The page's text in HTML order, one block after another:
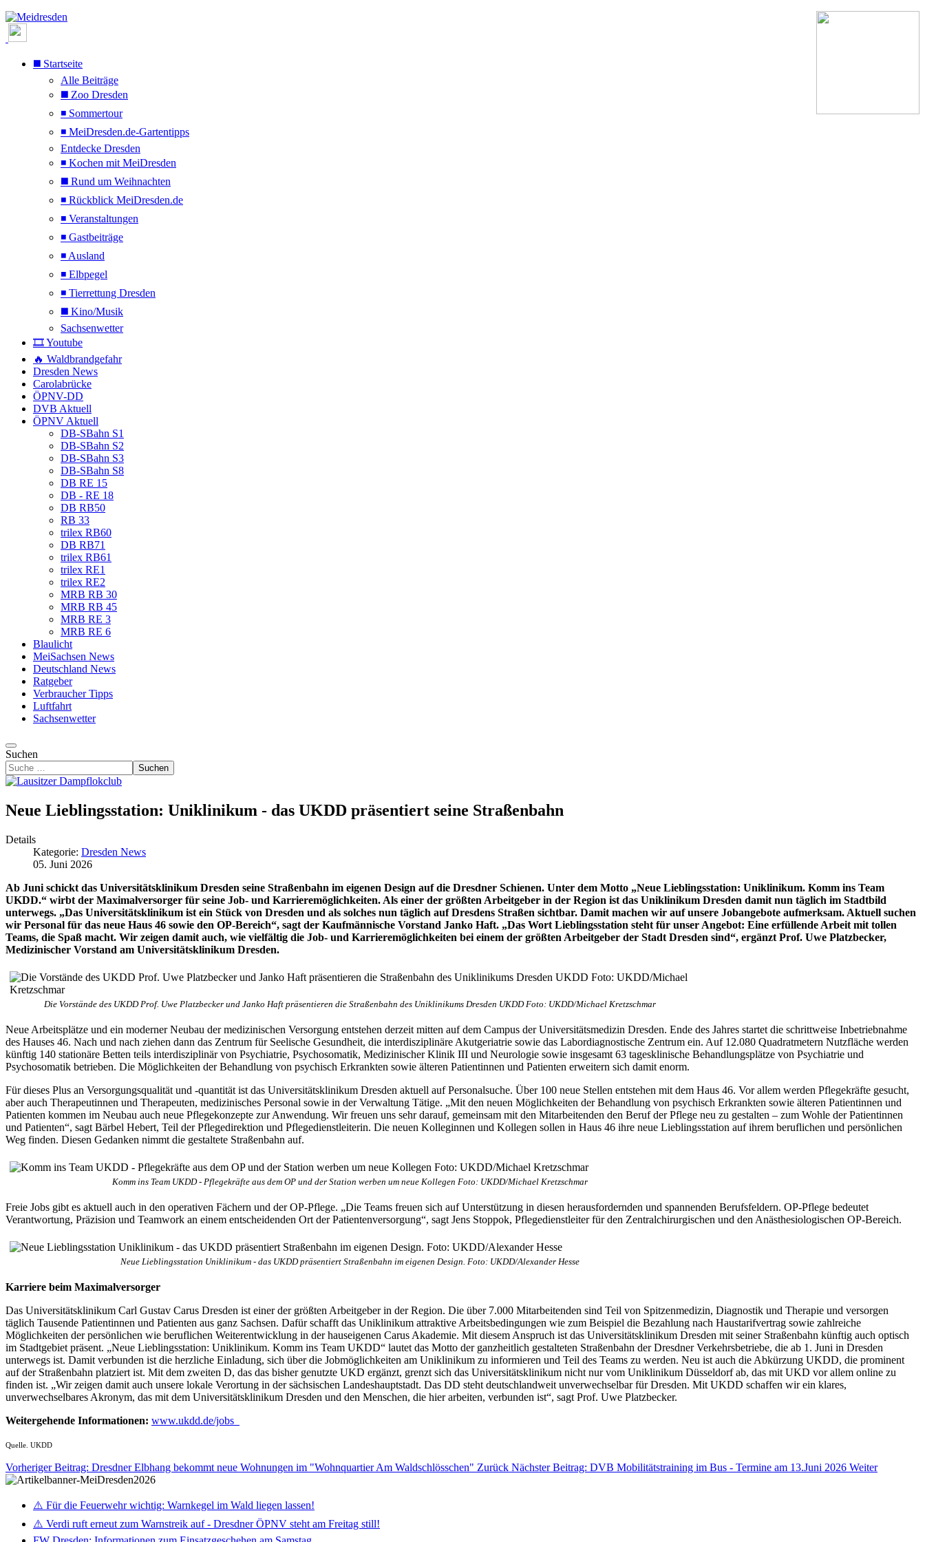
◼️ Startseite
Alle Beiträge
◼️ Zoo Dresden
◾ Sommertour
◾ MeiDresden.de-Gartentipps
Entdecke Dresden
◾ Kochen mit MeiDresden
◼️ Rund um Weihnachten
◾ Rückblick MeiDresden.de
◾ Veranstaltungen
◾ Gastbeiträge
◾ Ausland
◾ Elbpegel
◾ Tierrettung Dresden
◼️ Kino/Musik
Sachsenwetter
🎞️ Youtube
🔥 Waldbrandgefahr
Dresden News
Carolabrücke
ÖPNV-DD
DVB Aktuell
ÖPNV Aktuell
DB-SBahn S1
DB-SBahn S2
DB-SBahn S3
DB-SBahn S8
DB RE 15
DB - RE 18
DB RB50
RB 33
trilex RB60
DB RB71
trilex RB61
trilex RE1
trilex RE2
MRB RB 30
MRB RB 45
MRB RE 3
MRB RE 6
Blaulicht
MeiSachsen News
Deutschland News
Ratgeber
Verbraucher Tipps
Luftfahrt
Sachsenwetter
Suchen
Suchen
Neue Lieblingsstation: Uniklinikum - das UKDD präsentiert seine Straßenbahn
Details
Kategorie: Dresden News
05. Juni 2026
Ab Juni schickt das Universitätsklinikum Dresden seine Straßenbahn im eigenen Design auf die Dresdner Schienen. Unter dem Motto „Neue Lieblingsstation: Uniklinikum. Komm ins Team
UKDD.“ wirbt der Maximalversorger für seine Job- und Karrieremöglichkeiten. Als einer der größten Arbeitgeber in der Region ist das Uniklinikum Dresden damit nun täglich im Stadtbild
unterwegs. „Das Universitätsklinikum ist ein Stück von Dresden und als solches nun täglich auf Dresdens Straßen sichtbar. Damit machen wir auf unsere Jobangebote aufmerksam. Aktuell suchen
wir Personal für das neue Haus 46 sowie den OP-Bereich“, sagt der Kaufmännische Vorstand Janko Haft. „Das Wort Lieblingsstation steht für unser Angebot: Eine erfüllende Arbeit mit tollen
Teams, die Spaß macht. Wir zeigen damit auch, wie vielfältig die Job- und Karrieremöglichkeiten bei einem der größten Arbeitgeber der Stadt Dresden sind“, ergänzt Prof. Uwe Platzbecker,
Medizinischer Vorstand am Universitätsklinikum Dresden.
Die Vorstände des UKDD Prof. Uwe Platzbecker und Janko Haft präsentieren die Straßenbahn des Uniklinikums Dresden UKDD Foto: UKDD/Michael Kretzschmar
Neue Arbeitsplätze und ein moderner Neubau der medizinischen Versorgung entstehen derzeit mitten auf dem Campus der Universitätsmedizin Dresden. Ende des Jahres startet die schrittweise Inbetriebnahme
des Hauses 46. Nach und nach ziehen dann das Zentrum für Seelische Gesundheit, die interdisziplinäre Akutgeriatrie sowie das Labordiagnostische Zentrum ein. Auf 12.080 Quadratmetern Nutzfläche werden
künftig 140 stationäre Betten teils interdisziplinär von Psychiatrie, Psychosomatik, Medizinischer Klinik III und Neurologie sowie insgesamt 63 tagesklinische Behandlungsplätze von Psychiatrie und
Psychosomatik betrieben. Die Möglichkeiten der Behandlung von psychisch Erkrankten sowie älteren Patientinnen und Patienten erweitern sich damit enorm.
Für dieses Plus an Versorgungsqualität und -quantität ist das Universitätsklinikum Dresden aktuell auf Personalsuche. Über 100 neue Stellen entstehen mit dem Haus 46. Vor allem werden Pflegekräfte gesucht,
aber auch Therapeutinnen und Therapeuten, medizinisches Personal sowie in der Verwaltung Tätige. „Mit den neuen Möglichkeiten der Behandlung von psychisch Erkrankten sowie älteren Patientinnen und
Patienten kommen im Neubau auch neue Pflegekonzepte zur Anwendung. Wir freuen uns sehr darauf, gemeinsam mit den Mitarbeitenden den Beruf der Pflege neu zu gestalten – zum Wohle der Patientinnen
und Patienten“, sagt Bärbel Hebert, Teil der Pflegedirektion und Pflegedienstleiterin. Die neuen Kolleginnen und Kollegen sollen in Haus 46 ihre neue Lieblingsstation auf ihrem beruflichen und persönlichen
Weg finden. Diesen Gedanken nimmt die gestaltete Straßenbahn auf.
Komm ins Team UKDD - Pflegekräfte aus dem OP und der Station werben um neue Kollegen Foto: UKDD/Michael Kretzschmar
Freie Jobs gibt es aktuell auch in den operativen Fächern und der OP-Pflege. „Die Teams freuen sich auf Unterstützung in diesen herausfordernden und spannenden Berufsfeldern. OP-Pflege bedeutet
Verantwortung, Präzision und Teamwork an einem entscheidenden Ort der Patientenversorgung“, sagt Jens Stoppok, Pflegedienstleiter für den Zentralchirurgischen und den Anästhesiologischen OP-Bereich.
Neue Lieblingsstation Uniklinikum - das UKDD präsentiert Straßenbahn im eigenen Design. Foto: UKDD/Alexander Hesse
Karriere beim Maximalversorger
Das Universitätsklinikum Carl Gustav Carus Dresden ist einer der größten Arbeitgeber in der Region. Die über 7.000 Mitarbeitenden sind Teil von Spitzenmedizin, Diagnostik und Therapie und versorgen
täglich Tausende Patientinnen und Patienten aus ganz Sachsen. Dafür schafft das Uniklinikum attraktive Arbeitsbedingungen wie zum Beispiel die Bezahlung nach Haustarifvertrag sowie zahlreiche
Möglichkeiten der persönlichen wie beruflichen Weiterentwicklung in der hauseigenen Carus Akademie. Mit diesem Anspruch ist das Universitätsklinikum Dresden mit seiner Straßenbahn künftig auch optisch
im Stadtgebiet präsent. „Neue Lieblingsstation: Uniklinikum. Komm ins Team UKDD“ lautet das Motto der ganzheitlich gestalteten Straßenbahn der Dresdner Verkehrsbetriebe, die ab 1. Juni in Dresden
unterwegs ist. Damit verbunden ist die herzliche Einladung, sich über die Jobmöglichkeiten am Uniklinikum zu informieren und Teil des Teams zu werden. Neu ist auch die Abkürzung UKDD, die prominent
auf der Straßenbahn platziert ist. Mit dem zweiten D, das das bisher genutzte UKD ergänzt, grenzt sich das Universitätsklinikum nicht nur vom Uniklinikum Düsseldorf ab, das mit UKD vor allem online zu
finden ist. „Wir zeigen damit auch unsere lokale Verortung in der sächsischen Landeshauptstadt. Das DD steht deutschlandweit unverwechselbar für Dresden. Mit UKDD schaffen wir ein klares,
unverwechselbares Akronym, das mit dem Universitätsklinikum Dresden und den Menschen, die hier arbeiten, verbunden ist“, sagt Prof. Uwe Platzbecker.
Weitergehende Informationen: www.ukdd.de/jobs
Quelle. UKDD
Vorheriger Beitrag: Dresdner Elbhang bekommt neue Wohnungen im "Wohnquartier Am Waldschlösschen" Zurück Nächster Beitrag: DVB Mobilitätstraining im Bus - Termine am 13.Juni 2026 Weiter
⚠️ Für die Feuerwehr wichtig: Warnkegel im Wald liegen lassen!
⚠️ Verdi ruft erneut zum Warnstreik auf - Dresdner ÖPNV steht am Freitag still!